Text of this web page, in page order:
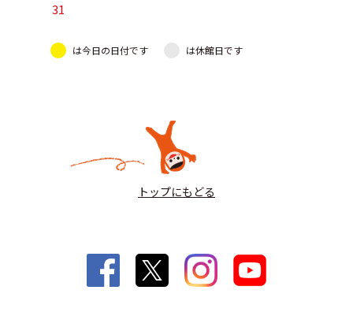
31
は今日の日付です は休館日です
トップにもどる